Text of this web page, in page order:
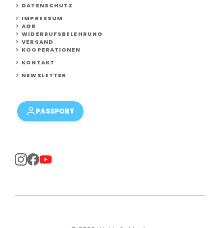
DATENSCHUTZ
IMPRESSUM
AGB
WIDERRUFSBELEHRUNG
VERSAND
KOOPERATIONEN
KONTAKT
NEWSLETTER
PASSPORT